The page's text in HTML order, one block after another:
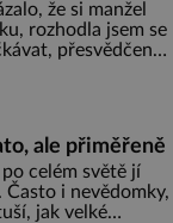
že si manžel
rozhodla jsem se
přesvědčena,
na světě. Ale
tím má nějaké
zapřísahá, že
znatelně se
se ke mně
manžel pořídil
ale přiměřeně
celém světě jí
Často i nevědomky,
jak velké